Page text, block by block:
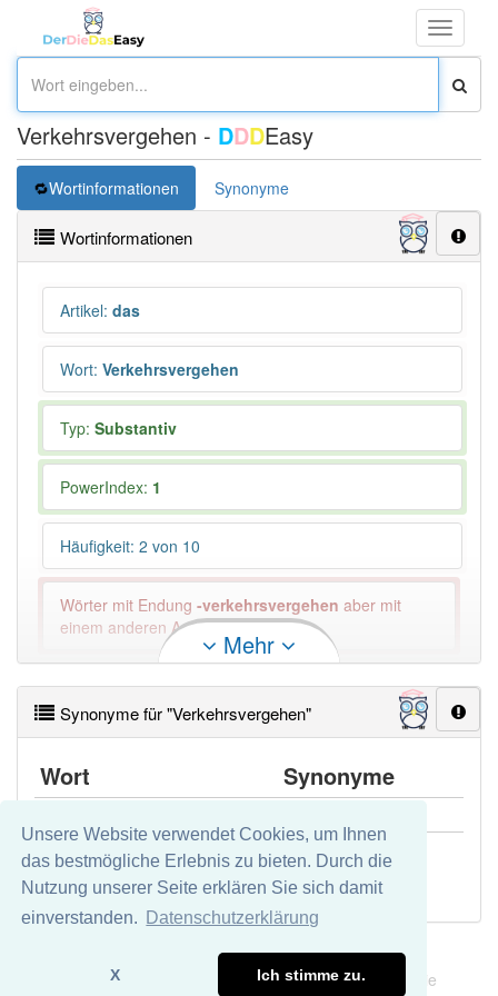
Unsere Website verwendet Cookies, um Ihnen
das bestmögliche Erlebnis zu bieten. Durch die
Nutzung unserer Seite erklären Sie sich damit
einverstanden.
Datenschutzerklärung
X Ich stimme zu.
Toggle
Verkehrsvergehen - DDDEasy
Wortinformationen Synonyme
Wortinformationen
Artikel: das
Wort: Verkehrsvergehen
Typ: Substantiv
PowerIndex: 1
Häufigkeit: 2 von 10
Wörter mit Endung -verkehrsvergehen aber mit
einem anderen Artikel: -1
86% unserer Spielapp-Nutzer haben den Artikel
korrekt erraten.
Mehr
Synonyme für "Verkehrsvergehen"
Wort Synonyme
Verkehrsvergehen openthesaurus
Datenschutz
Wir übernehmen keine Garantie und keine Haftung für die